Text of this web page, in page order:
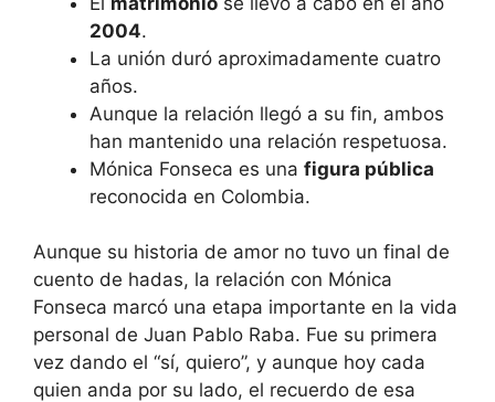
2004.
La unión duró aproximadamente cuatro
años.
Aunque la relación llegó a su fin, ambos
han mantenido una relación respetuosa.
Mónica Fonseca es una figura pública
reconocida en Colombia.
Aunque su historia de amor no tuvo un final de
cuento de hadas, la relación con Mónica
Fonseca marcó una etapa importante en la vida
personal de Juan Pablo Raba. Fue su primera
vez dando el “sí, quiero”, y aunque hoy cada
quien anda por su lado, el recuerdo de esa